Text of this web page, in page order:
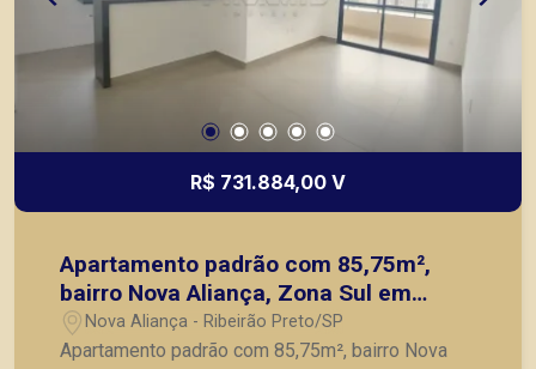
R$ 731.884,00 V
Apartamento padrão com 85,75m²,
bairro Nova Aliança, Zona Sul em
Ribeirão Preto/SP.
Nova Aliança - Ribeirão Preto/SP
Apartamento padrão com 85,75m², bairro Nova